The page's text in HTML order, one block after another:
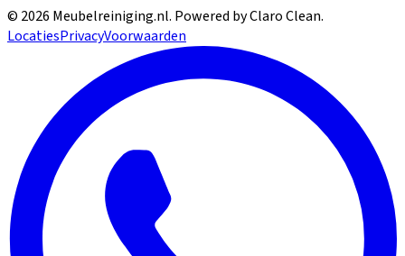
© 2026 Meubelreiniging.nl. Powered by Claro Clean.
LocatiesPrivacyVoorwaarden